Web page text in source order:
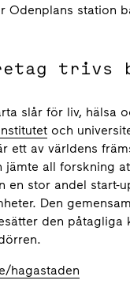
Odenplans station
trivs
slår för liv, hälsa
och
ett av världens
jämte all forskning
en stor andel start-
Den
den påtagliga
hagastaden